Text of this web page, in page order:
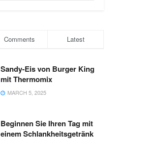
Comments Latest
Sandy-Eis von Burger King
mit Thermomix
MARCH 5, 2025
Beginnen Sie Ihren Tag mit
einem Schlankheitsgetränk